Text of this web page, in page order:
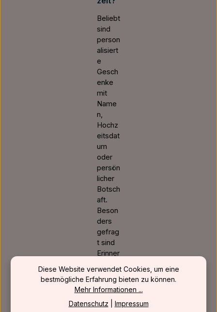
Beliebt
sind
person
alisiert
e
Gesch
enke
mit
Name
n,
Hochz
eitsdat
um
oder
persön
licher
Botsch
aft.
Beson
ders
gefrag
t sind
Erinner
ücke
mit
individ
ueller
Diese Website verwendet Cookies, um eine
bestmögliche Erfahrung bieten zu können.
Mehr Informationen ...
Datenschutz
Impressum